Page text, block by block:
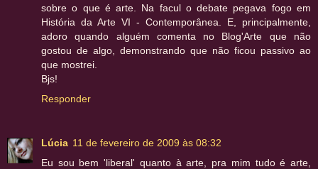
sobre o que é arte. Na facul o debate pegava fogo em
História da Arte VI - Contemporânea. E, principalmente,
adoro quando alguém comenta no Blog'Arte que não
gostou de algo, demonstrando que não ficou passivo ao
que mostrei.
Bjs!
Responder
Lúcia 11 de fevereiro de 2009 às 08:32
Eu sou bem 'liberal' quanto à arte, pra mim tudo é arte,